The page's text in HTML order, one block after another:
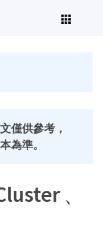
僅供參考，
為準。
、